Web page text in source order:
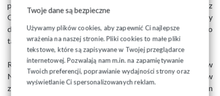
Twoje dane są bezpieczne
Używamy plików cookies, aby zapewnić Ci najlepsze
wrażenia na naszej stronie. Pliki cookies to małe pliki
tekstowe, które są zapisywane w Twojej przeglądarce
internetowej. Pozwalają nam m.in. na zapamiętywanie
Twoich preferencji, poprawianie wydajności strony oraz
wyświetlanie Ci spersonalizowanych reklam.
podejmie niezbędne działania w tej kwestii w porozumieniu z
Organizacjami NSZZ „Solidarność” z zakładów branży
drzewnej oraz z jednostek organizacyjnych LP. Omówiono
także sytuację w innych branżach, zakładach i instytucjach.
Rok 2024 został ogłoszony przez Krajowy Zjazd Delegatów
NSZZ „Solidarność” Rokiem bł. ks. Jerzego Popiełuszki w
związku z 40 rocznicą jego męczeńskiej śmierci. Region